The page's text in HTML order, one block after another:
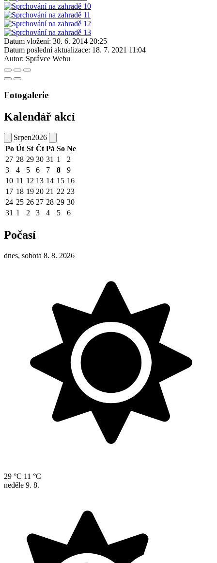
Datum vložení: 30. 6. 2014 20:25
Datum poslední aktualizace: 18. 7. 2021 11:04
Autor: Správce Webu
Fotogalerie
Kalendář akcí
Srpen2026
Po Út St Čt Pá So Ne
27 28 29 30 31 1
2
3
4 5 6 7 8
9
10 11 12 13 14 15 16
17 18 19 20 21 22 23
24 25 26 27 28 29 30
31 1 2 3 4 5 6
Počasí
dnes, sobota 8. 8. 2026
29 °C 11 °C
neděle 9. 8.